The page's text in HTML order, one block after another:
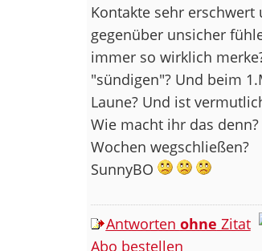
Kontakte sehr
gegenüber unsicher
immer so wirklich
"sündigen"? Und beim
Laune? Und ist
Wie macht ihr das
Wochen wegschließen?
SunnyBO
Antworten ohne Zitat
Abo bestellen